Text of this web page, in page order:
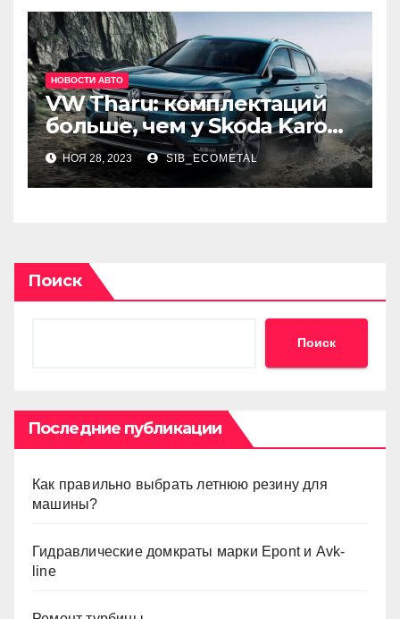
НОВОСТИ АВТО
VW Tharu: комплектаций
больше, чем у Skoda Karoq,
цены – выше. Оба кросса
пропишутся в России
НОЯ 28, 2023 SIB_ECOMETAL
Поиск
Поиск
Последние публикации
Как правильно выбрать летнюю резину для
машины?
Гидравлические домкраты марки Epont и Avk-
line